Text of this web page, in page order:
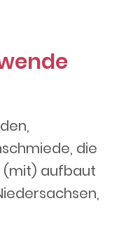
die
(mit) aufbaut